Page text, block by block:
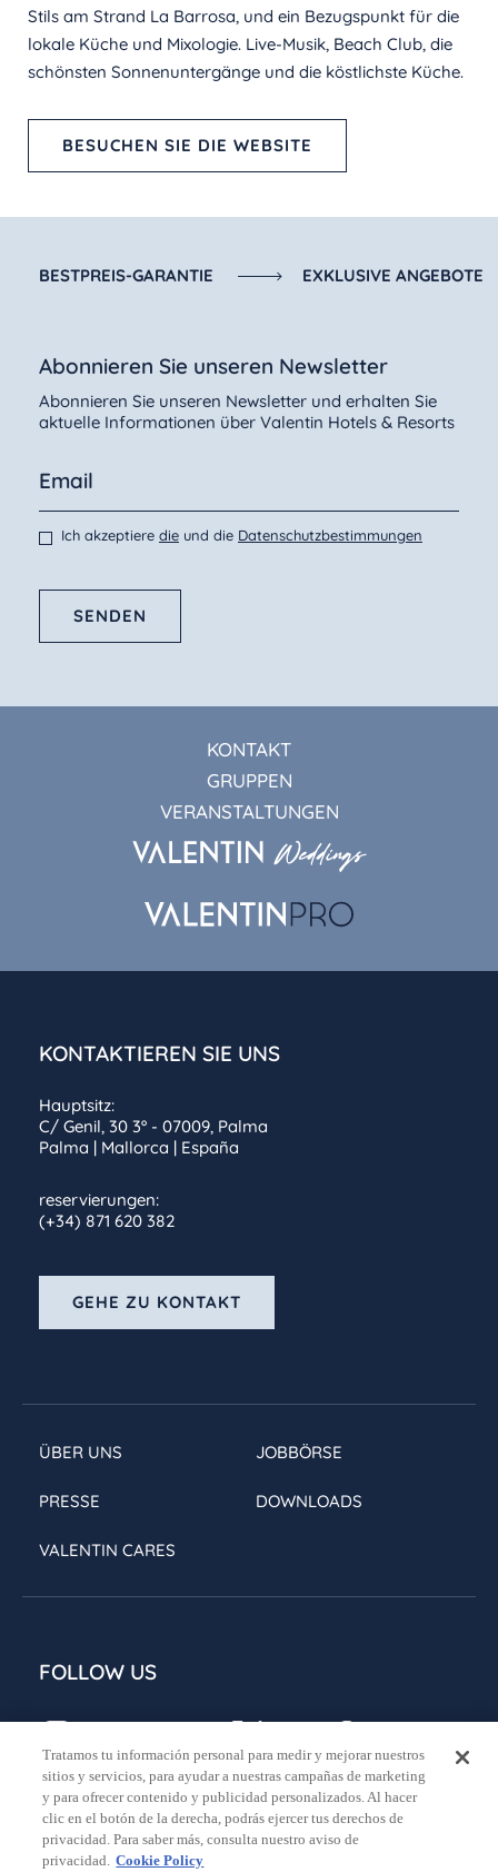
Stils am Strand La Barrosa, und ein Bezugspunkt für die
lokale Küche und Mixologie. Live-Musik, Beach Club, die
schönsten Sonnenuntergänge und die köstlichste Küche.
BESUCHEN SIE DIE WEBSITE
BESTPREIS-GARANTIE EXKLUSIVE ANGEBOTE
Abonnieren Sie unseren Newsletter
Abonnieren Sie unseren Newsletter und erhalten Sie
aktuelle Informationen über Valentin Hotels & Resorts
Ich akzeptiere die und die Datenschutzbestimmungen
SENDEN
KONTAKT
GRUPPEN
VERANSTALTUNGEN
KONTAKTIEREN SIE UNS
Hauptsitz:
C/ Genil, 30 3º - 07009, Palma
Palma | Mallorca | España
reservierungen:
(+34) 871 620 382
GEHE ZU KONTAKT
ÜBER UNS JOBBÖRSE
PRESSE DOWNLOADS
VALENTIN CARES
FOLLOW US
Rechtlichen Hinweise
Tratamos tu información personal para medir y mejorar nuestros
sitios y servicios, para ayudar a nuestras campañas de marketing
y para ofrecer contenido y publicidad personalizados. Al hacer
clic en el botón de la derecha, podrás ejercer tus derechos de
privacidad. Para saber más, consulta nuestro aviso de
privacidad. Cookie Policy